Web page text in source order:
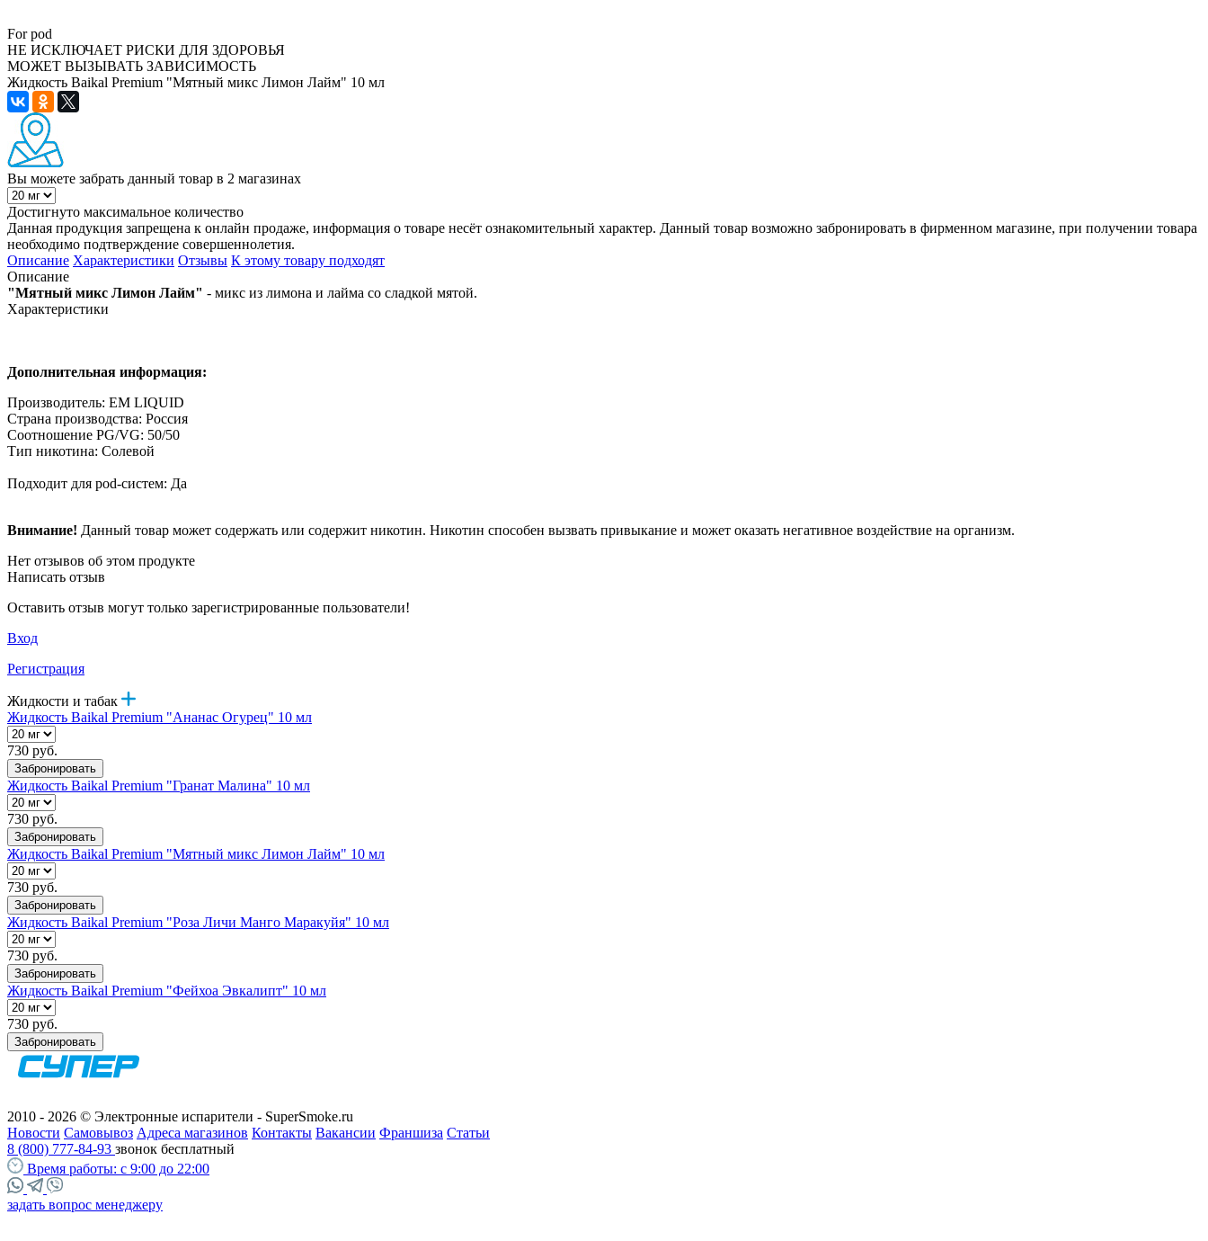
For pod
НЕ ИСКЛЮЧАЕТ РИСКИ ДЛЯ ЗДОРОВЬЯ
МОЖЕТ ВЫЗЫВАТЬ ЗАВИСИМОСТЬ
Жидкость Baikal Premium "Мятный микс Лимон Лайм" 10 мл
Вы можете забрать данный товар в 2 магазинах
Достигнуто максимальное количество
Данная продукция запрещена к онлайн продаже, информация о товаре несёт ознакомительный характер. Данный товар возможно забронировать в фирменном магазине, при получении товара
необходимо подтверждение совершеннолетия.
Описание Характеристики Отзывы К этому товару подходят
Описание
"Мятный микс Лимон Лайм" - микс из лимона и лайма со сладкой мятой.
Характеристики
Дополнительная информация:
Производитель: EM LIQUID
Страна производства: Россия
Соотношение PG/VG: 50/50
Тип никотина: Солевой
Подходит для pod-систем: Да
Внимание! Данный товар может содержать или содержит никотин. Никотин способен вызвать привыкание и может оказать негативное воздействие на организм.
Нет отзывов об этом продукте
Написать отзыв
Оставить отзыв могут только зарегистрированные пользователи!
Вход
Регистрация
Жидкости и табак
Жидкость Baikal Premium "Ананас Огурец" 10 мл
730 руб.
Забронировать
Жидкость Baikal Premium "Гранат Малина" 10 мл
730 руб.
Забронировать
Жидкость Baikal Premium "Мятный микс Лимон Лайм" 10 мл
730 руб.
Забронировать
Жидкость Baikal Premium "Роза Личи Манго Маракуйя" 10 мл
730 руб.
Забронировать
Жидкость Baikal Premium "Фейхоа Эвкалипт" 10 мл
730 руб.
Забронировать
2010 - 2026 © Электронные испарители - SuperSmoke.ru
Новости Самовывоз Адреса магазинов Контакты Вакансии Франшиза Статьи
8 (800) 777-84-93 звонок бесплатный
Время работы: с 9:00 до 22:00
задать вопрос менеджеру